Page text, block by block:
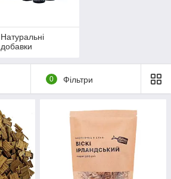
Натуральні
добавки
0 Фільтри